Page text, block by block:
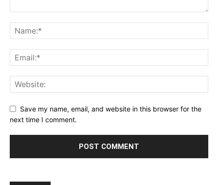
Save my name, email, and website in this browser for the
next time I comment.